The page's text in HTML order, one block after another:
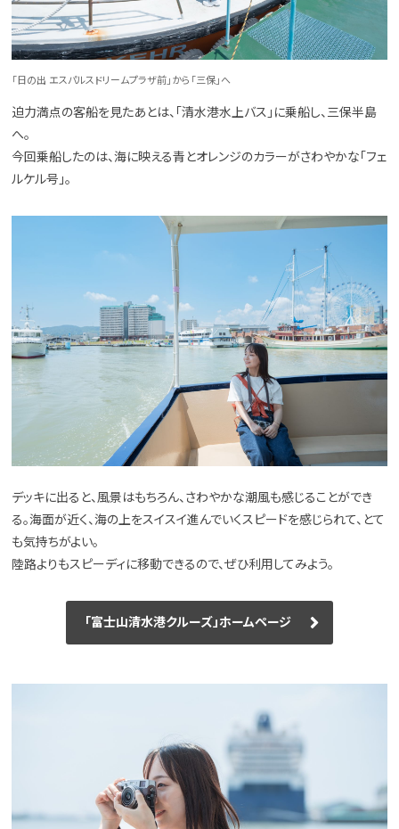
「日の出 エスパルスドリームプラザ前」から「三保」へ
迫力満点の客船を見たあとは、「清水港水上バス」に乗船し、三保半島
へ。
今回乗船したのは、海に映える青とオレンジのカラーがさわやかな「フェ
ルケル号」。
デッキに出ると、風景はもちろん、さわやかな潮風も感じることができ
る。海面が近く、海の上をスイスイ進んでいくスピードを感じられて、とて
も気持ちがよい。
陸路よりもスピーディに移動できるので、ぜひ利用してみよう。
「富士山清水港クルーズ」ホームページ